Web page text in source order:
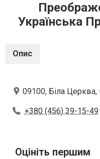
Українська
Опис
09100, Біла Церква,
+380 (456) 39-15-49
Оцініть першим